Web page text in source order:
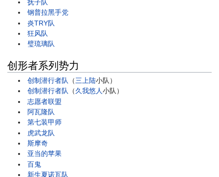
抚子队
钢普拉黑手党
炎TRY队
狂风队
璧琉璃队
创形者系列势力
创制潜行者队 （三上陆小队）
创制潜行者队
（久我悠人小队）
志愿者联盟
阿瓦隆队
第七装甲师
虎武龙队
斯摩奇
亚当的苹果
百鬼
新生夏诺瓦队